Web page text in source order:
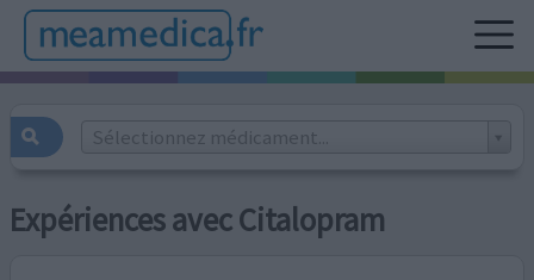
Sélectionnez médicament...
Expériences avec Citalopram